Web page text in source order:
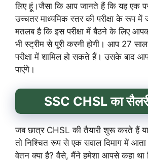
लिए हूं।जैसा कि आप जानते हैं कि यह एक
उच्चतर माध्यमिक स्तर की परीक्षा के रूप में
मतलब है कि इस परीक्षा में बैठने के लिए
भी स्ट्रीम से पूरी करनी होगी। आप 27
परीक्षा में शामिल हो सकते हैं। उसके बाद आप
पाएंगे।
SSC CHSL का
जब छात्र CHSL की तैयारी शुरू करते हैं
तो निश्चित रूप से एक सवाल दिमाग में
वेतन क्या है? वैसे, मैंने हमेशा आपसे कहा